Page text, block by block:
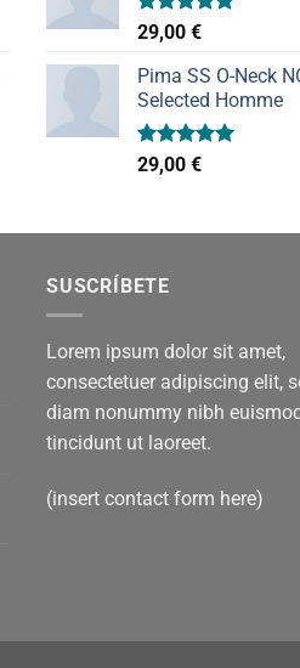
Valorado
con
de 5
29,00 €
Pima SS O-Neck
Selected Homme
Valorado
con
29,00 €
SUSCRÍBETE
Lorem ipsum dolor sit amet,
consectetuer adipiscing elit,
diam nonummy nibh
tincidunt ut laoreet.
(insert contact form here)